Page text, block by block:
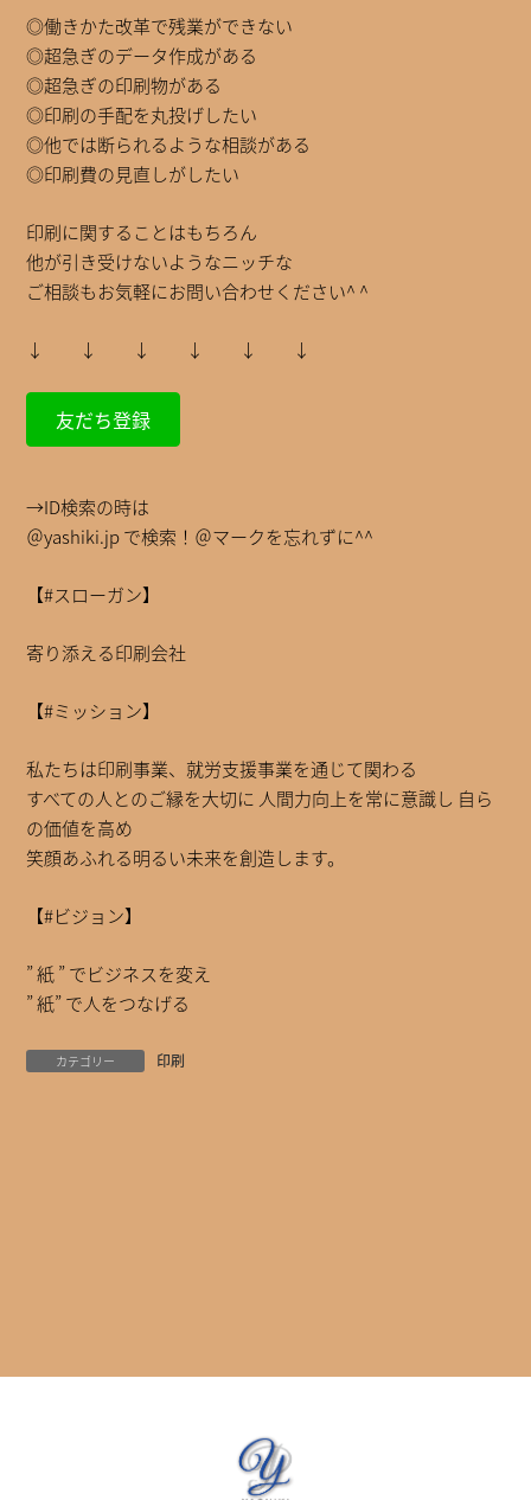
◎働きかた改革で残業ができない
◎超急ぎのデータ作成がある
◎超急ぎの印刷物がある
◎印刷の手配を丸投げしたい
◎他では断られるような相談がある
◎印刷費の見直しがしたい
印刷に関することはもちろん
他が引き受けないようなニッチな
ご相談もお気軽にお問い合わせください^ ^
↓ ↓ ↓ ↓ ↓ ↓
友だち登録
→ID検索の時は
＠yashiki.jp で検索！＠マークを忘れずに^^
【#スローガン】
寄り添える印刷会社
【#ミッション】
私たちは印刷事業、就労支援事業を通じて関わる
すべての人とのご縁を大切に 人間力向上を常に意識し 自ら
の価値を高め
笑顔あふれる明るい未来を創造します。
【#ビジョン】
” 紙 ” でビジネスを変え
” 紙” で人をつなげる
カテゴリー 印刷